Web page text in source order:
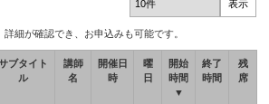
細が確認でき、お申込みも可能です。
ブタイト
ル
講師
名
開催日
時
曜
日
開始
時間
▼
終了
時間
残
席